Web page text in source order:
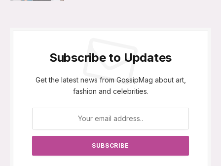
Subscribe to Updates
Get the latest news from GossipMag about art,
fashion and celebrities.